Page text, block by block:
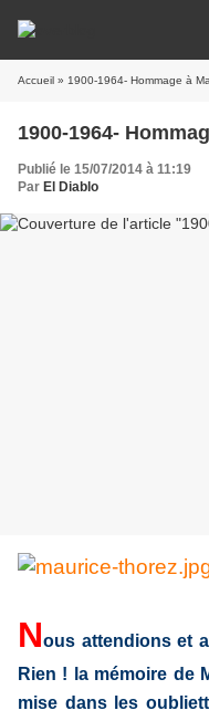
Accueil
Publié le 15/07/2014 à 11:19
Par El Diablo
Nous attendions et
Rien ! la mémoire de
mise dans les